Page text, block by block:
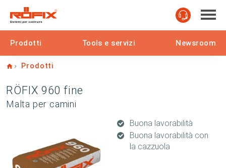
Prodotti Tools e servizi Newsroom
Home
Prodotti
RÖFIX 960 fine
Malta per camini
Buona lavorabilità
Buona lavorabilità con
la cazzuola